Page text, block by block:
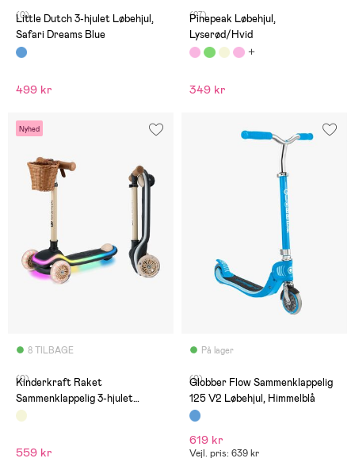
(0)
Little Dutch 3-hjulet Løbehjul,
Safari Dreams Blue
499 kr
(27)
Pinepeak Løbehjul,
Lyserød/Hvid
349 kr
Nyhed
8 TILBAGE
(0)
Kinderkraft Raket
Sammenklappelig 3-hjulet
Løbehjul, Beige
559 kr
På lager
(0)
Globber Flow Sammenklappelig
125 V2 Løbehjul, Himmelblå
619 kr
Vejl. pris: 639 kr